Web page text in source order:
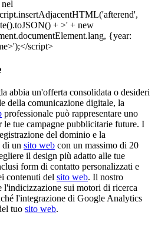
abbia un'offerta consolidata o desideri
della comunicazione digitale, la
professionale può rappresentare uno
le tue campagne pubblicitarie future. I
del dominio e la
di un sito web con un massimo di 20
il design più adatto alle tue
form di contatto personalizzati e
contenuti del sito web. Il nostro
l'indicizzazione sui motori di ricerca
l'integrazione di Google Analytics
tuo sito web.